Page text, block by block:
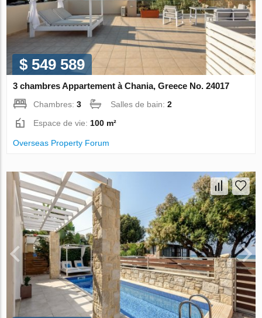
$ 549 589
3 chambres Appartement à Chania, Greece No. 24017
Chambres:3 Salles de bain:2
Espace de vie:100 m²
Overseas Property Forum